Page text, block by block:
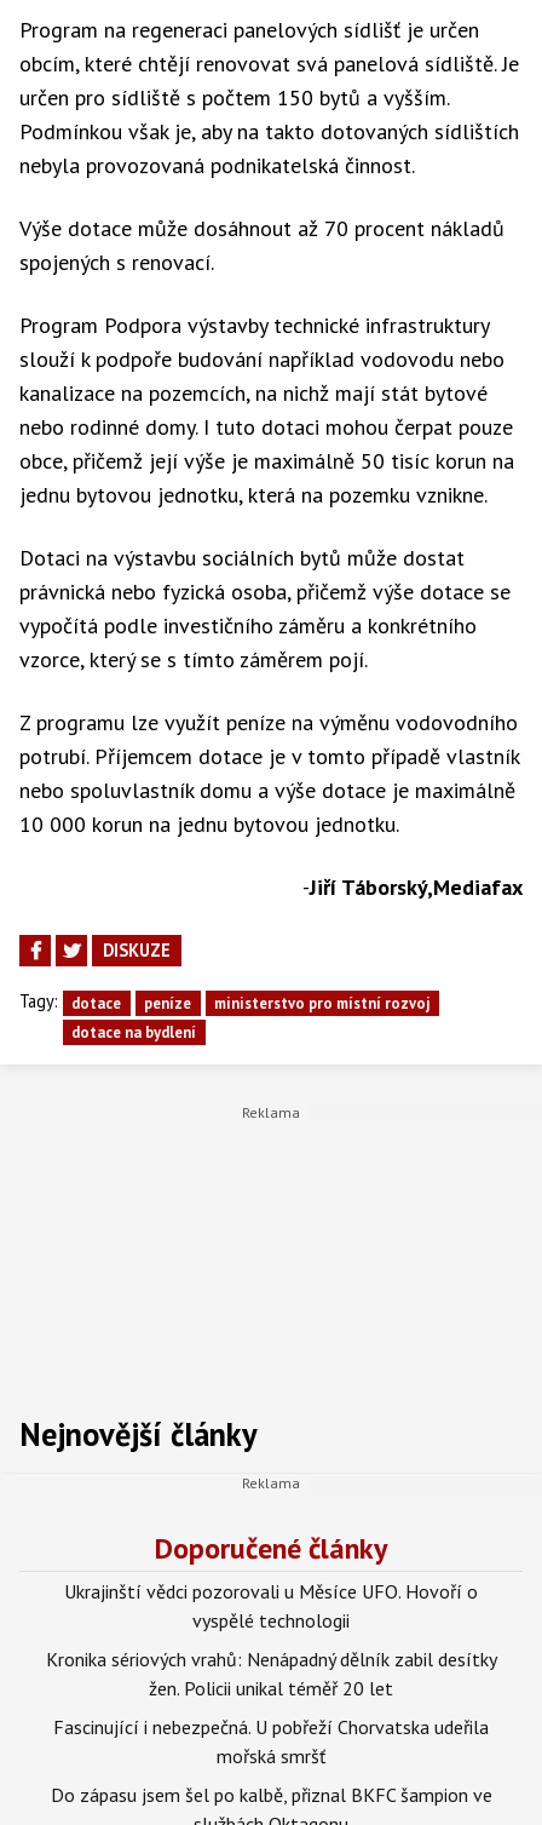
Program na regeneraci panelových sídlišť je určen
obcím, které chtějí renovovat svá panelová sídliště. Je
určen pro sídliště s počtem 150 bytů a vyšším.
Podmínkou však je, aby na takto dotovaných sídlištích
nebyla provozovaná podnikatelská činnost.
Výše dotace může dosáhnout až 70 procent nákladů
spojených s renovací.
Program Podpora výstavby technické infrastruktury
slouží k podpoře budování například vodovodu nebo
kanalizace na pozemcích, na nichž mají stát bytové
nebo rodinné domy. I tuto dotaci mohou čerpat pouze
obce, přičemž její výše je maximálně 50 tisíc korun na
jednu bytovou jednotku, která na pozemku vznikne.
Dotaci na výstavbu sociálních bytů může dostat
právnická nebo fyzická osoba, přičemž výše dotace se
vypočítá podle investičního záměru a konkrétního
vzorce, který se s tímto záměrem pojí.
Z programu lze využít peníze na výměnu vodovodního
potrubí. Příjemcem dotace je v tomto případě vlastník
nebo spoluvlastník domu a výše dotace je maximálně
10 000 korun na jednu bytovou jednotku.
-Jiří Táborský,Mediafax
DISKUZE
Tagy: dotace peníze
ministerstvo pro místní rozvoj
dotace na bydlení
Nejnovější články
Doporučené články
Ukrajinští vědci pozorovali u Měsíce UFO. Hovoří o
vyspělé technologii
Kronika sériových vrahů: Nenápadný dělník zabil desítky
žen. Policii unikal téměř 20 let
Fascinující i nebezpečná. U pobřeží Chorvatska udeřila
mořská smršť
Do zápasu jsem šel po kalbě, přiznal BKFC šampion ve